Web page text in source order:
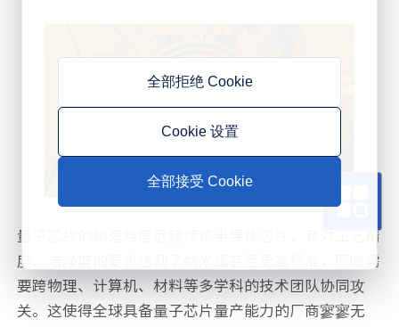
量子芯片的制造难度远超传统半导体芯片，其对工艺精
度、洁净度的要求达到了纳米级甚至更高标准，同时需
要跨物理、计算机、材料等多学科的技术团队协同攻
关。这使得全球具备量子芯片量产能力的厂商寥寥无
全部拒绝 Cookie
Cookie 设置
全部接受 Cookie